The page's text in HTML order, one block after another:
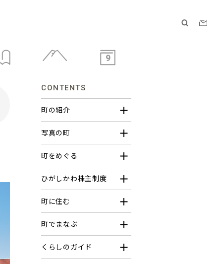
9
CONTENTS
町の紹介
写真の町
町をめぐる
ひがしかわ株主制度
町に住む
町でまなぶ
くらしのガイド